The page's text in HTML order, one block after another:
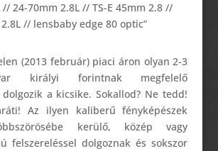
// 24-70mm 2.8L // TS-E 45mm 2.8 //
// lensbaby edge 80 optic”
(2013 február) piaci áron olyan 2-3
királyi forintnak megfelelő
a kicsike. Sokallod? Ne tedd!
Az ilyen kaliberű fényképészek
kerülő, közép vagy
felszereléssel dolgoznak és sokszor